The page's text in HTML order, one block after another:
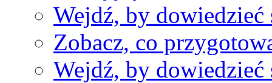
Wejdź, by dowiedzieć
Zobacz, co
Wejdź, by dowiedzieć